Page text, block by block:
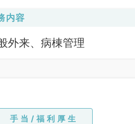
内容
外来、病棟管理
手当/福利厚生